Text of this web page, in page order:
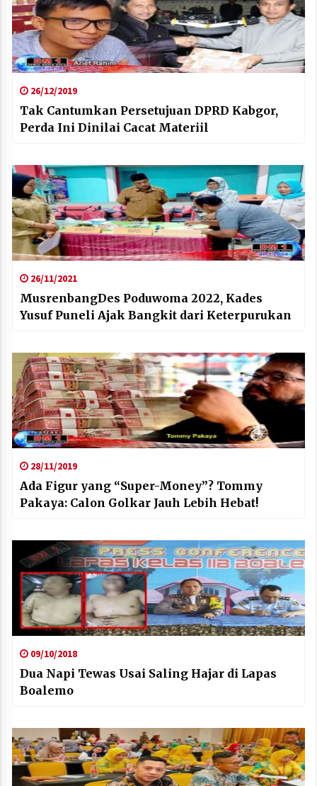
26/12/2019
Tak Cantumkan Persetujuan DPRD Kabgor,
Perda Ini Dinilai Cacat Materiil
26/11/2021
MusrenbangDes Poduwoma 2022, Kades
Yusuf Puneli Ajak Bangkit dari Keterpurukan
28/11/2019
Ada Figur yang “Super-Money”? Tommy
Pakaya: Calon Golkar Jauh Lebih Hebat!
09/10/2018
Dua Napi Tewas Usai Saling Hajar di Lapas
Boalemo